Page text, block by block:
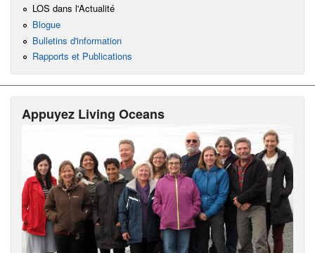
LOS dans l'Actualité
Blogue
Bulletins d'information
Rapports et Publications
Appuyez Living Oceans